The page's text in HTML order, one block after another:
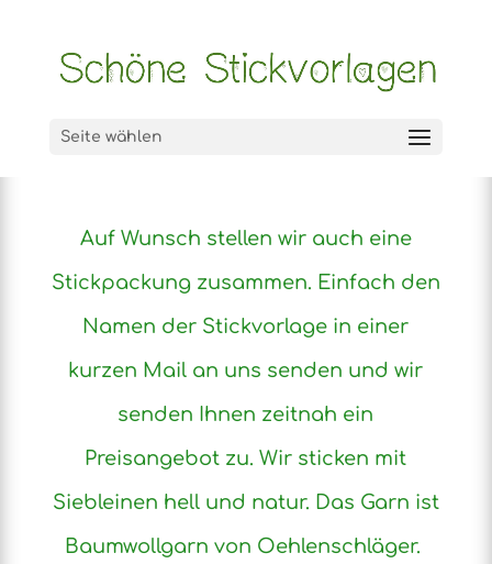
Seite wählen
Auf Wunsch stellen wir auch eine
Stickpackung zusammen. Einfach den
Namen der Stickvorlage in einer
kurzen Mail an uns senden und wir
senden Ihnen zeitnah ein
Preisangebot zu. Wir sticken mit
Siebleinen hell und natur. Das Garn ist
Baumwollgarn von Oehlenschläger.